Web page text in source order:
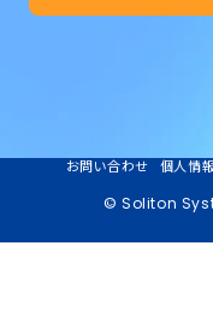
© Soliton
お問い合わせ 個人情